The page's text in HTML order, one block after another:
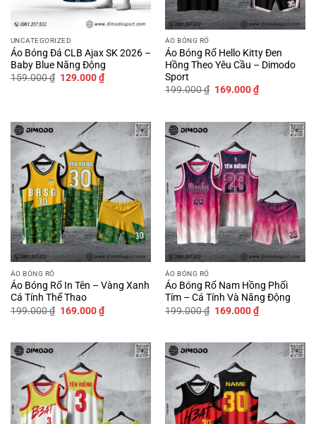
UNCATEGORIZED
Áo Bóng Đá CLB Ajax SK 2026 –
Baby Blue Năng Động
159.000₫ Giá
129.000₫Giá
hiện
ÁO BÓNG RỔ
Áo Bóng Rổ Hello Kitty Đen
Hồng Theo Yêu Cầu – Dimodo
Sport
199.000₫ Giá
169.000₫Giá
hiện
169.000 ₫.
ÁO BÓNG RỔ
Áo Bóng Rổ In Tên – Vàng Xanh
Cá Tính Thể Thao
199.000₫ Giá
169.000₫Giá
hiện
169.000 ₫.
ÁO BÓNG RỔ
Áo Bóng Rổ Nam Hồng Phối
Tím – Cá Tính Và Năng Động
199.000₫ Giá
169.000₫Giá
hiện
169.000 ₫.